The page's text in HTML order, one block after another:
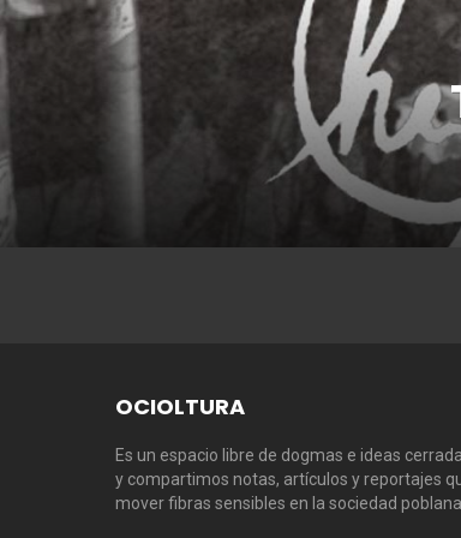
OCIOLTURA
Es un espacio libre de dogmas e ideas
y compartimos notas, artículos y reportajes
mover fibras sensibles en la sociedad poblana.